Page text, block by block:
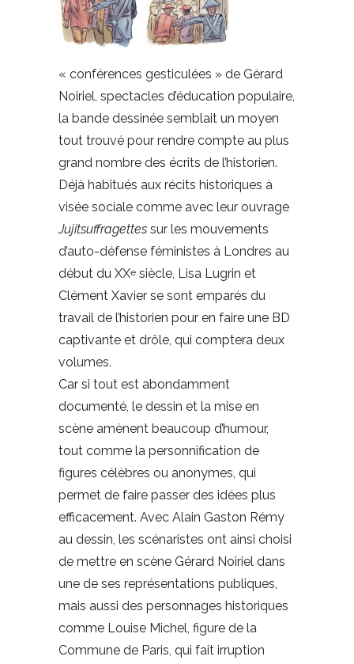
« conférences gesticulées » de Gérard
Noiriel, spectacles d’éducation populaire,
la bande dessinée semblait un moyen
tout trouvé pour rendre compte au plus
grand nombre des écrits de l’historien.
Déjà habitués aux récits historiques à
visée sociale comme avec leur ouvrage
Jujitsuffragettes sur les mouvements
d’auto-défense féministes à Londres au
début du XXe siècle, Lisa Lugrin et
Clément Xavier se sont emparés du
travail de l’historien pour en faire une BD
captivante et drôle, qui comptera deux
volumes.
Car si tout est abondamment
documenté, le dessin et la mise en
scène amènent beaucoup d’humour,
tout comme la personnification de
figures célèbres ou anonymes, qui
permet de faire passer des idées plus
efficacement. Avec Alain Gaston Rémy
au dessin, les scénaristes ont ainsi choisi
de mettre en scène Gérard Noiriel dans
une de ses représentations publiques,
mais aussi des personnages historiques
comme Louise Michel, figure de la
Commune de Paris, qui fait irruption